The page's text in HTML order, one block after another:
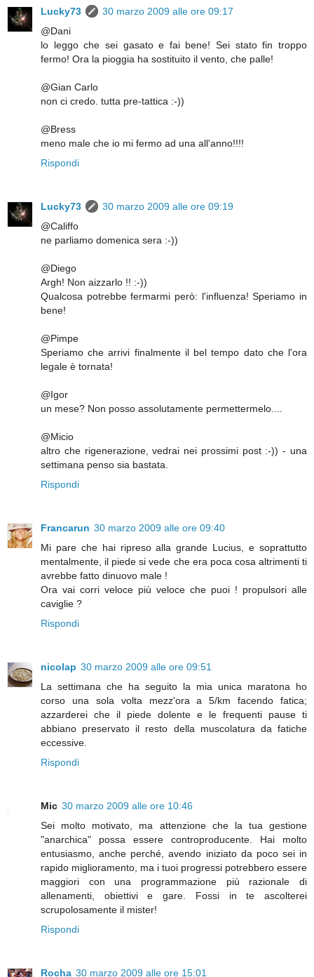
Lucky73
30 marzo 2009 alle ore 09:17
@Dani
lo leggo che sei gasato e fai bene! Sei stato fin troppo
fermo! Ora la pioggia ha sostituito il vento, che palle!
@Gian Carlo
non ci credo. tutta pre-tattica :-))
@Bress
meno male che io mi fermo ad una all'anno!!!!
Rispondi
Lucky73
30 marzo 2009 alle ore 09:19
@Califfo
ne parliamo domenica sera :-))
@Diego
Argh! Non aizzarlo !! :-))
Qualcosa potrebbe fermarmi però: l'influenza! Speriamo in
bene!
@Pimpe
Speriamo che arrivi finalmente il bel tempo dato che l'ora
legale è tornata!
@Igor
un mese? Non posso assolutamente permettermelo....
@Micio
altro che rigenerazione, vedrai nei prossimi post :-)) - una
settimana penso sia bastata.
Rispondi
Francarun 30 marzo 2009 alle ore 09:40
Mi pare che hai ripreso alla grande Lucius, e soprattutto
mentalmente, il piede si vede che era poca cosa altrimenti ti
avrebbe fatto dinuovo male !
Ora vai corri veloce più veloce che puoi ! propulsori alle
caviglie ?
Rispondi
nicolap 30 marzo 2009 alle ore 09:51
La settimana che ha seguito la mia unica maratona ho
corso una sola volta mezz'ora a 5/km facendo fatica;
azzarderei che il piede dolente e le frequenti pause ti
abbiano preservato il resto della muscolatura da fatiche
eccessive.
Rispondi
Mic 30 marzo 2009 alle ore 10:46
Sei molto motivato, ma attenzione che la tua gestione
"anarchica" possa essere controproducente. Hai molto
entusiasmo, anche perché, avendo iniziato da poco sei in
rapido miglioramento, ma i tuoi progressi potrebbero essere
maggiori con una programmazione più razionale di
allenamenti, obiettivi e gare. Fossi in te ascolterei
scrupolosamente il mister!
Rispondi
Rocha 30 marzo 2009 alle ore 15:01